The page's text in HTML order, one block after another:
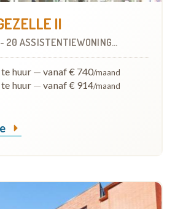
II
- 20 ASSISTENTIEWONINGEN
huur — vanaf € 740/maand
huur — vanaf € 914/maand